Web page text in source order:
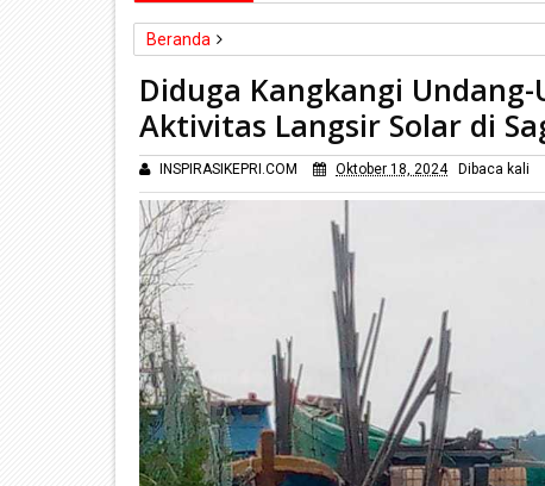
Beranda
Diduga Kangkangi Undang-Undang Minyak dan Gas
Diduga Kangkangi
Aktivitas Langsir Solar di
INSPIRASIKEPRI.COM Oktober 18, 2024 Dibaca kali